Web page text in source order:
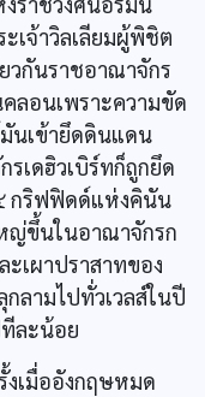
เจ้าวิลเลียมผู้พิชิต
วกันราชอาณาจักร
ลอนเพราะความขัด
นเข้ายึดดินแดน
เดฮิวเบิร์ทก็ถูกยึด
กริฟฟิดด์แห่งคินัน
ญ่ขึ้นในอาณาจักรก
ะเผาปราสาทของ
ลามไปทั่วเวลส์ในปี
ละน้อย
เมื่ออังกฤษหมด